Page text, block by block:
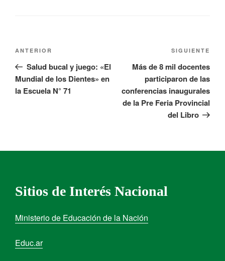
ANTERIOR
Salud bucal y juego: «El
Mundial de los Dientes» en
la Escuela N° 71
SIGUIENTE
Más de 8 mil docentes
participaron de las
conferencias inaugurales
de la Pre Feria Provincial
del Libro
Sitios de Interés Nacional
Ministerio de Educación de la Nación
Educ.ar